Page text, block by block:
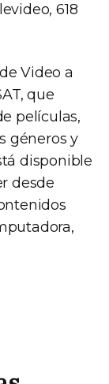
618
Video a
que
películas,
géneros y
disponible
desde